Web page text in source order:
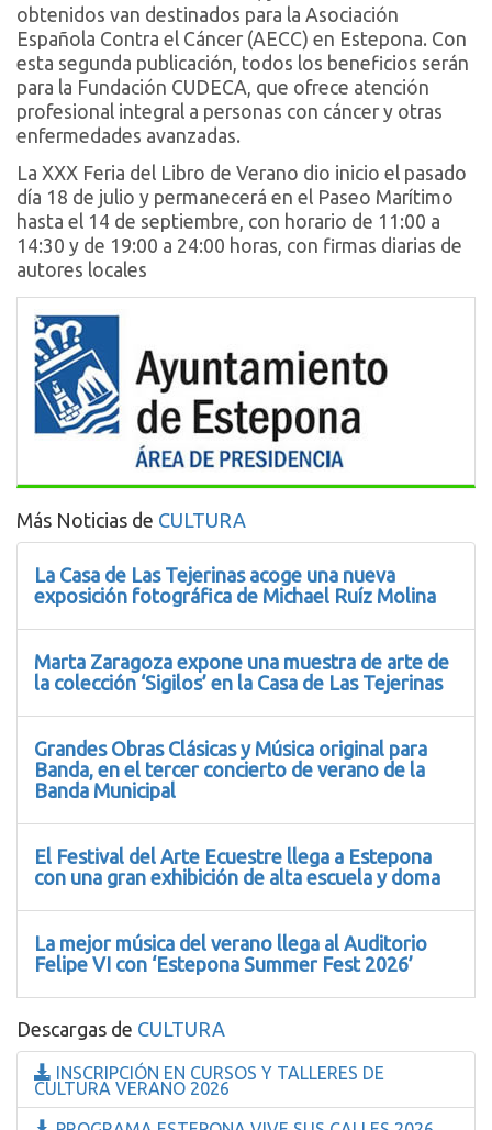
obtenidos van destinados para la Asociación
Española Contra el Cáncer (AECC) en Estepona. Con
esta segunda publicación, todos los beneficios serán
para la Fundación CUDECA, que ofrece atención
profesional integral a personas con cáncer y otras
enfermedades avanzadas.
La XXX Feria del Libro de Verano dio inicio el pasado
día 18 de julio y permanecerá en el Paseo Marítimo
hasta el 14 de septiembre, con horario de 11:00 a
14:30 y de 19:00 a 24:00 horas, con firmas diarias de
autores locales
Más Noticias de CULTURA
La Casa de Las Tejerinas acoge una nueva
exposición fotográfica de Michael Ruíz Molina
Marta Zaragoza expone una muestra de arte de
la colección ‘Sigilos’ en la Casa de Las Tejerinas
Grandes Obras Clásicas y Música original para
Banda, en el tercer concierto de verano de la
Banda Municipal
El Festival del Arte Ecuestre llega a Estepona
con una gran exhibición de alta escuela y doma
La mejor música del verano llega al Auditorio
Felipe VI con ‘Estepona Summer Fest 2026’
Descargas de CULTURA
INSCRIPCIÓN EN CURSOS Y TALLERES DE
CULTURA VERANO 2026